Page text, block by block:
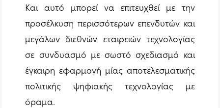
Και αυτό μπορεί να επιτευχθεί με την
προσέλκυση περισσότερων επενδυτών και
μεγάλων διεθνών εταιρειών τεχνολογίας
σε συνδυασμό με σωστό σχεδιασμό και
έγκαιρη εφαρμογή μίας αποτελεσματικής
πολιτικής ψηφιακής τεχνολογίας με
όραμα.